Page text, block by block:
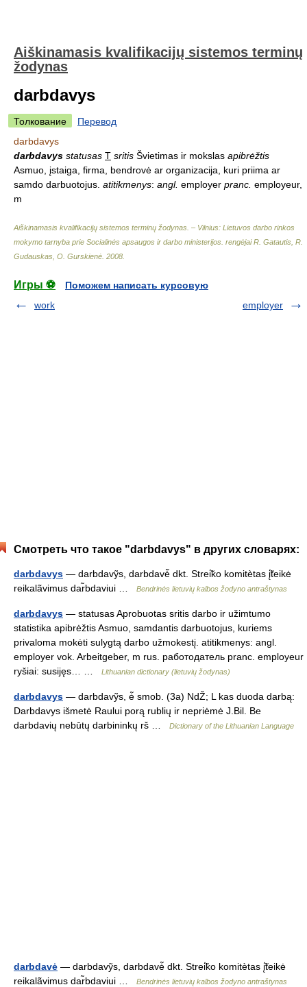
Aiškinamasis kvalifikacijų sistemos terminų
žodynas
darbdavys
Толкование
Перевод
darbdavys
darbdavys statusas T sritis Švietimas ir mokslas apibrėžtis
Asmuo, įstaiga, firma, bendrovė ar organizacija, kuri priima ar
samdo darbuotojus. atitikmenys: angl. employer pranc. employeur,
m
Aiškinamasis kvalifikacijų sistemos terminų žodynas. – Vilnius: Lietuvos darbo rinkos
mokymo tarnyba prie Socialinės apsaugos ir darbo ministerijos rengėjai R. Gatautis, R.
Gudauskas, O. Gurskienė 2008
Игры ⚽
Поможем написать курсовую
work
employer
Смотреть что такое "darbdavys" в других словарях:
darbdavys — darbdavỹs, darbdavė̃ dkt. Strei̇̃ko komitètas į̇̃teikė
reikalãvimus dar̃bdaviui …
Bendrinės lietuvių kalbos žodyno antraštynas
darbdavys — statusas Aprobuotas sritis darbo ir užimtumo
statistika apibrėžtis Asmuo, samdantis darbuotojus, kuriems
privaloma mokėti sulygtą darbo užmokestį. atitikmenys: angl.
employer vok. Arbeitgeber, m rus. работодатель pranc. employeur
ryšiai: susijęs… …
Lithuanian dictionary (lietuvių žodynas)
darbdavys — darbdavỹs, ė̃ smob. (3a) NdŽ; L kas duoda darbą:
Darbdavys išmetė Raului porą rublių ir nepriėmė J.Bil. Be
darbdavių nebūtų darbininkų rš …
Dictionary of the Lithuanian Language
darbdavė — darbdavỹs, darbdavė̃ dkt. Strei̇̃ko komitètas į̇̃teikė
reikalãvimus dar̃bdaviui …
Bendrinės lietuvių kalbos žodyno antraštynas